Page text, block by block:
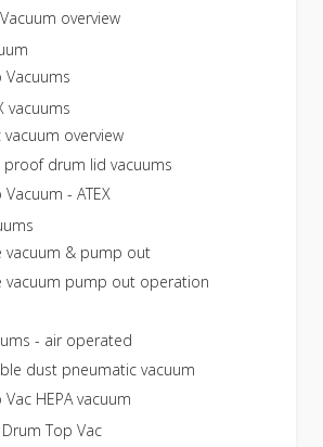
overview
Vacuums
vacuums
overview
proof drum lid vacuums
- ATEX
vacuum & pump out
vacuum pump out operation
- air operated
dust pneumatic vacuum
HEPA vacuum
Top Vac